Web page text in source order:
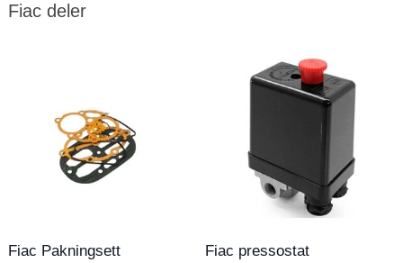
Fiac deler
Fiac Pakningsett Fiac pressostat